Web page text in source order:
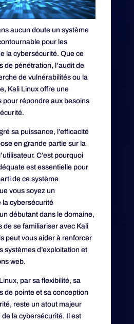
aucun doute un système
pour les
la cybersécurité. Que ce
de pénétration, l’audit de
de vulnérabilités ou la
Kali Linux offre une
pour répondre aux besoins
sa puissance, l’efficacité
en grande partie sur la
C’est pourquoi
est essentielle pour
de ce système
vous soyez un
la cybersécurité
débutant dans le domaine,
de se familiariser avec Kali
peut vous aider à renforcer
systèmes d’exploitation et
web.
par sa flexibilité, sa
de pointe et sa conception
reste un atout majeur
la cybersécurité. Il est